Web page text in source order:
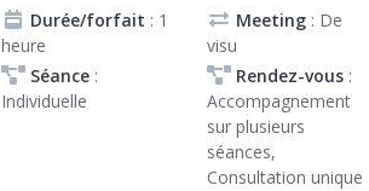
Durée/forfait : 1
heure
Meeting: De
visu
Séance:
Individuelle
Rendez-vous:
Accompagnement
sur plusieurs
séances,
Consultation unique